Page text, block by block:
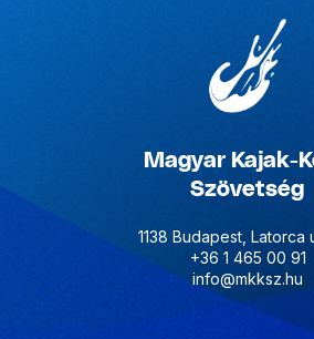
Magyar Kajak-
Szövetség
1138 Budapest, Latorca
+36 1 465 00 91
info@mkksz.hu